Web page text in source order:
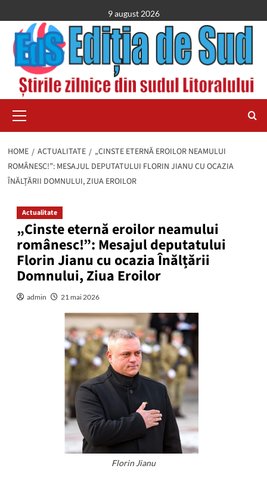
to
content
9 august 2026
Menu
HOME ACTUALITATE
„CINSTE ETERNĂ EROILOR NEAMULUI
ROMÂNESC!”: MESAJUL DEPUTATULUI FLORIN JIANU CU OCAZIA
ÎNĂLȚĂRII DOMNULUI, ZIUA EROILOR
Actualitate
„Cinste eternă eroilor neamului
românesc!”: Mesajul deputatului
Florin Jianu cu ocazia Înălțării
Domnului, Ziua Eroilor
admin 21 mai 2026
Florin Jianu